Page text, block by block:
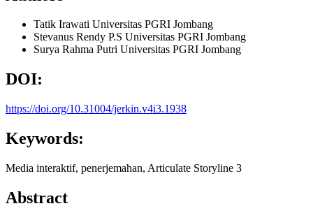
Tatik Irawati Universitas PGRI Jombang
Stevanus Rendy P.S Universitas PGRI Jombang
Surya Rahma Putri Universitas PGRI Jombang
DOI:
https://doi.org/10.31004/jerkin.v4i3.1938
Keywords:
Media interaktif, penerjemahan, Articulate Storyline 3
Abstract